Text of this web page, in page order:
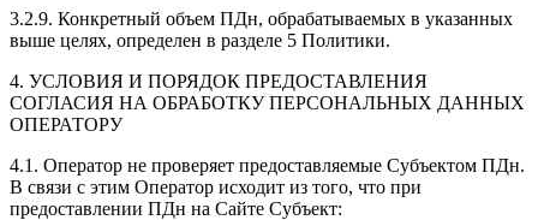
3.2.9. Конкретный объем ПДн, обрабатываемых в указанных
выше целях, определен в разделе 5 Политики.
4. УСЛОВИЯ И ПОРЯДОК ПРЕДОСТАВЛЕНИЯ
СОГЛАСИЯ НА ОБРАБОТКУ ПЕРСОНАЛЬНЫХ ДАННЫХ
ОПЕРАТОРУ
4.1. Оператор не проверяет предоставляемые Субъектом ПДн.
В связи с этим Оператор исходит из того, что при
предоставлении ПДн на Сайте Субъект: